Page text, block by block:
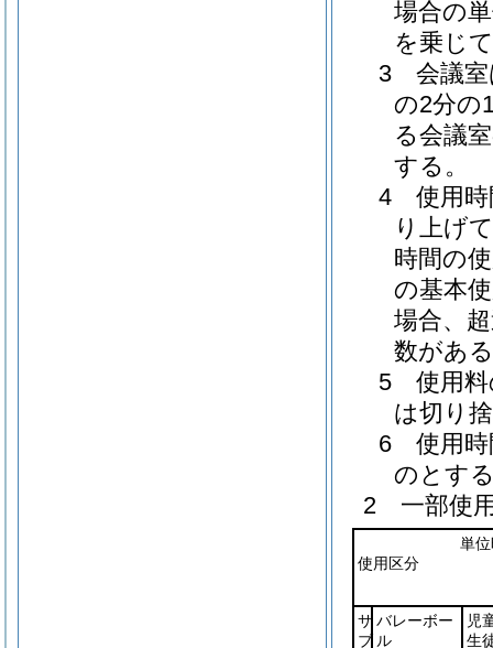
場合の
を乗じ
3 会議室
の2分の
る会議
する。
4 使用時
り上げ
時間の
の基本
場合、
数があ
5 使用料
は切り
6 使用時
のとす
2 一部使
単
使用区分
サ
ブ
バレーボー
ル
児
生